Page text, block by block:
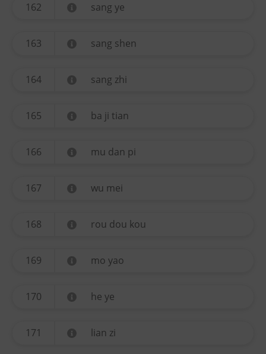
162 sang ye
163 sang shen
164 sang zhi
165 ba ji tian
166 mu dan pi
167 wu mei
168 rou dou kou
169 mo yao
170 he ye
171 lian zi